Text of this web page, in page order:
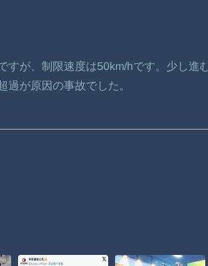
すが、制限速度は50km/hです。少し進
過が原因の事故でした。